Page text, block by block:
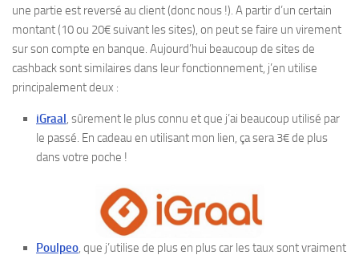
une partie est reversé au client (donc nous !). A partir d’un certain
montant (10 ou 20€ suivant les sites), on peut se faire un virement
sur son compte en banque. Aujourd’hui beaucoup de sites de
cashback sont similaires dans leur fonctionnement, j’en utilise
principalement deux :
iGraal, sûrement le plus connu et que j’ai beaucoup utilisé par
le passé. En cadeau en utilisant mon lien, ça sera 3€ de plus
dans votre poche !
Poulpeo, que j’utilise de plus en plus car les taux sont vraiment